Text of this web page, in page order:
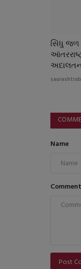
સિંધુ જળ
Name
Comment
Post